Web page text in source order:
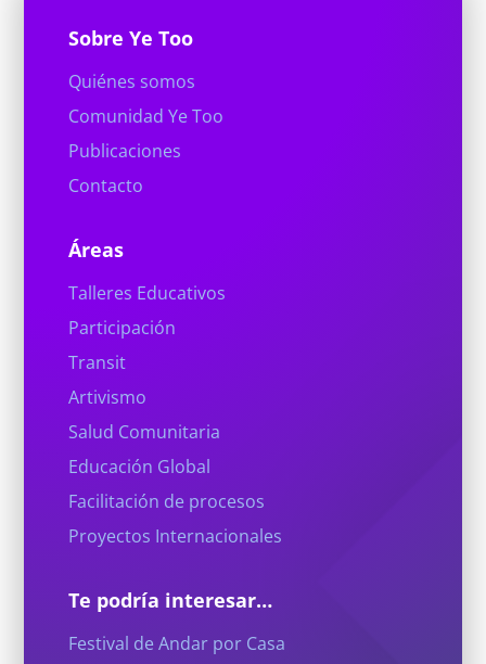
Sobre Ye Too
Quiénes somos
Comunidad Ye Too
Publicaciones
Contacto
Áreas
Talleres Educativos
Participación
Transit
Artivismo
Salud Comunitaria
Educación Global
Facilitación de procesos
Proyectos Internacionales
Te podría interesar…
Festival de Andar por Casa